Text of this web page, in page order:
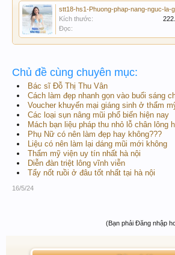
Kích thước:
Đọc:
Chủ đề cùng chuyên mục:
Bác sĩ Đỗ Thị Thu Vân
Cách làm đẹp nhanh gọn vào buổi sáng
Voucher khuyến mại giáng sinh ở thẩm
Các loại sụn nâng mũi phổ biến hiện nay
Mách bạn liệu pháp thu nhỏ lỗ chân lông
Phụ Nữ có nên làm đẹp hay không???
Liệu có nên làm lại dáng mũi mới không
Thẩm mỹ viện uy tín nhất hà nội
Diễn đàn triệt lông vĩnh viễn
Tẩy nốt ruồi ở đâu tốt nhất tại hà nội
16/5/24
(Bạn phải Đăng nhập